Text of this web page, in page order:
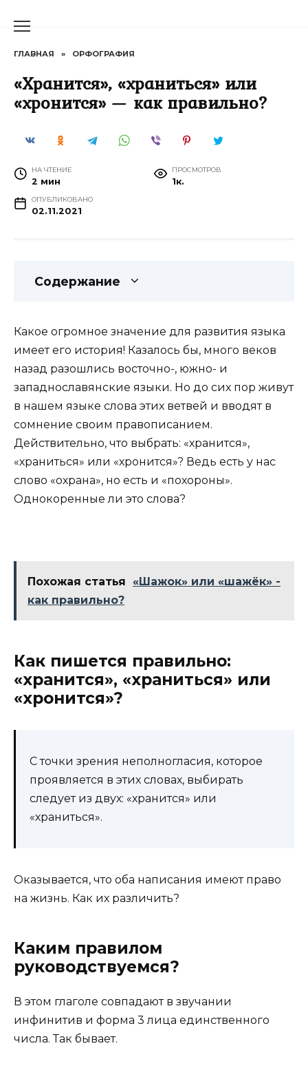
ГЛАВНАЯ » ОРФОГРАФИЯ
«Хранится», «храниться» или
«хронится» — как правильно?
НА ЧТЕНИЕ
2 мин
ПРОСМОТРОВ
1к.
ОПУБЛИКОВАНО
02.11.2021
Содержание
Какое огромное значение для развития языка
имеет его история! Казалось бы, много веков
назад разошлись восточно-, южно- и
западнославянские языки. Но до сих пор живут
в нашем языке слова этих ветвей и вводят в
сомнение своим правописанием.
Действительно, что выбрать: «хранится»,
«храниться» или «хронится»? Ведь есть у нас
слово «охрана», но есть и «похороны».
Однокоренные ли это слова?
Похожая статья
«Шажок» или «шажёк» -
как правильно?
Как пишется правильно:
«хранится», «храниться» или
«хронится»?
С точки зрения неполногласия, которое
проявляется в этих словах, выбирать
следует из двух: «хранится» или
«храниться».
Оказывается, что оба написания имеют право
на жизнь. Как их различить?
Каким правилом
руководствуемся?
В этом глаголе совпадают в звучании
инфинитив и форма 3 лица единственного
числа. Так бывает.